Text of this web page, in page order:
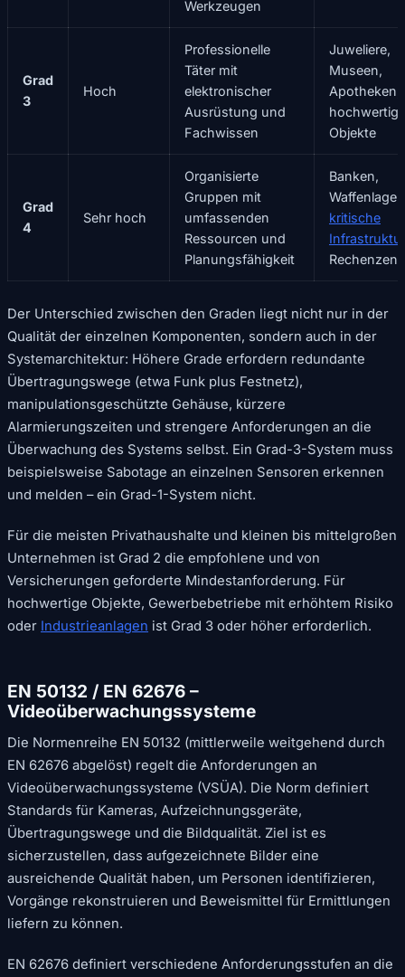
Werkzeugen
Grad
3
Hoch
Professionelle
Täter mit
elektronischer
Ausrüstung und
Fachwissen
Juweliere,
Museen,
Apotheken,
hochwertige
Objekte
Grad
4
Sehr hoch
Organisierte
Gruppen mit
umfassenden
Ressourcen und
Planungsfähigkeit
Banken,
Waffenlager,
kritische
Infrastruktur
Der Unterschied zwischen den Graden liegt nicht nur in der
Qualität der einzelnen Komponenten, sondern auch in der
Systemarchitektur: Höhere Grade erfordern redundante
Übertragungswege (etwa Funk plus Festnetz),
manipulationsgeschützte Gehäuse, kürzere
Alarmierungszeiten und strengere Anforderungen an die
Überwachung des Systems selbst. Ein Grad-3-System muss
beispielsweise Sabotage an einzelnen Sensoren erkennen
und melden – ein Grad-1-System nicht.
Für die meisten Privathaushalte und kleinen bis mittelgroßen
Unternehmen ist Grad 2 die empfohlene und von
Versicherungen geforderte Mindestanforderung. Für
hochwertige Objekte, Gewerbebetriebe mit erhöhtem Risiko
oder Industrieanlagen ist Grad 3 oder höher erforderlich.
EN 50132 / EN 62676 –
Videoüberwachungssysteme
Die Normenreihe EN 50132 (mittlerweile weitgehend durch
EN 62676 abgelöst) regelt die Anforderungen an
Videoüberwachungssysteme (VSÜA). Die Norm definiert
Standards für Kameras, Aufzeichnungsgeräte,
Übertragungswege und die Bildqualität. Ziel ist es
sicherzustellen, dass aufgezeichnete Bilder eine
ausreichende Qualität haben, um Personen identifizieren,
Vorgänge rekonstruieren und Beweismittel für Ermittlungen
liefern zu können.
EN 62676 definiert verschiedene Anforderungsstufen an die